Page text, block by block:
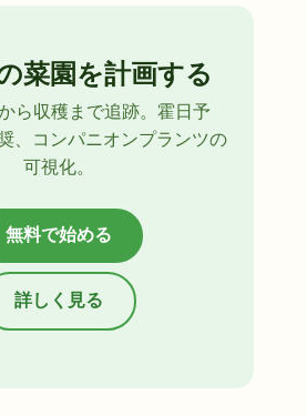
菜園を計画する
ら収穫まで追跡。霍日予
、コンパニオンプランツの
可視化。
無料で始める
詳しく見る